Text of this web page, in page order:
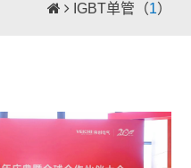
IGBT单管 （1）